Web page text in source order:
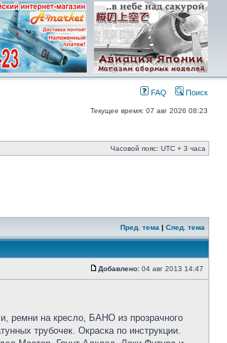
FAQ Поиск
Текущее время: 07 авг 2026 08:23
Часовой пояс: UTC + 3 часа
Пред. тема | След. тема
Добавлено: 04 авг 2013 14:47
ремни на кресло, БАНО из прозрачного
трубочек. Окраска по инструкции.